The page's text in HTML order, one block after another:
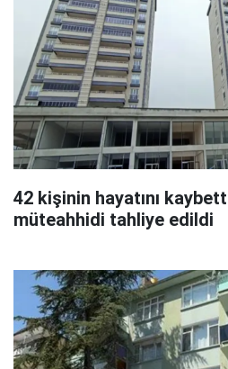
42 kişinin hayatını
müteahhidi tahliye edildi